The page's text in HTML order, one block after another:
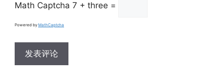
址
址
Math Captcha 7 + three =
Powered by MathCaptcha